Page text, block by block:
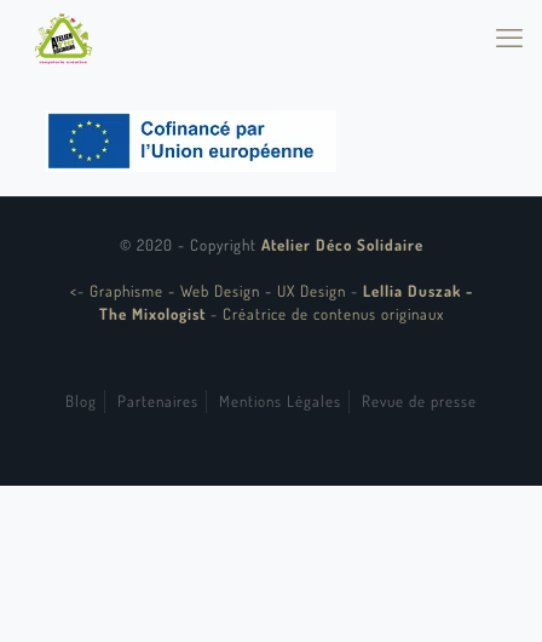
© 2020 - Copyright Atelier Déco Solidaire
<- Graphisme - Web Design - UX Design - Lellia Duszak -
The Mixologist - Créatrice de contenus originaux
Blog Partenaires Mentions Légales Revue de presse